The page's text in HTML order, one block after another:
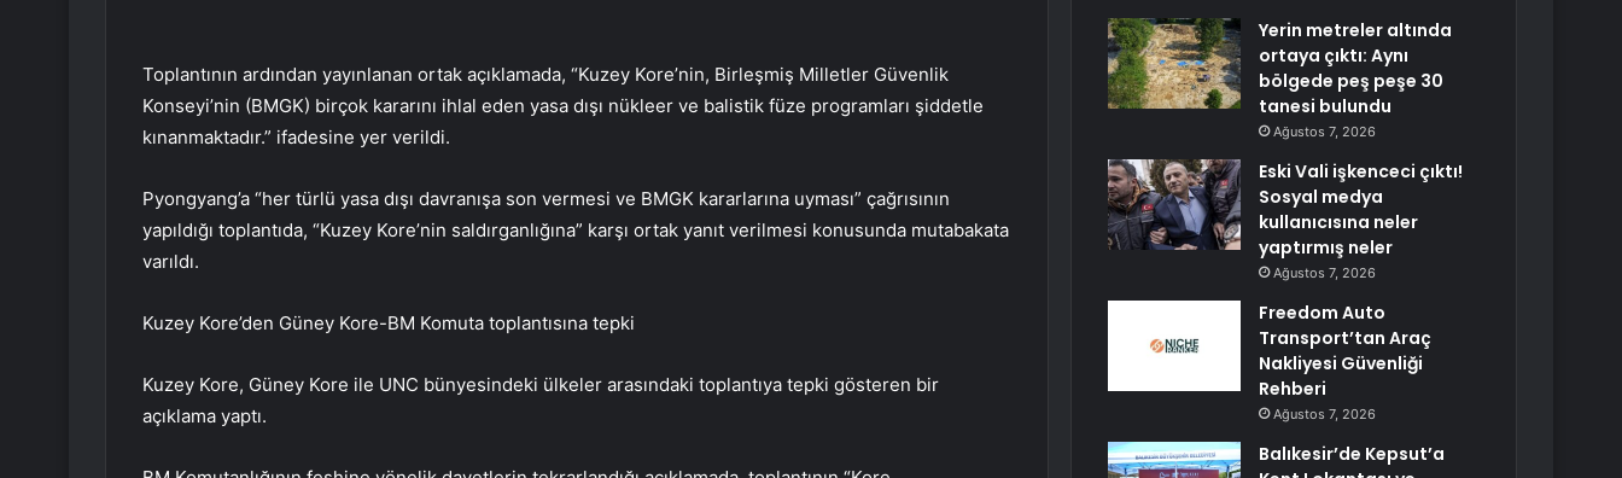
Toplantının ardından yayınlanan ortak açıklamada, “Kuzey Kore’nin, Birleşmiş Milletler Güvenlik
Konseyi’nin (BMGK) birçok kararını ihlal eden yasa dışı nükleer ve balistik füze programları şiddetle
kınanmaktadır.” ifadesine yer verildi.
Pyongyang’a “her türlü yasa dışı davranışa son vermesi ve BMGK kararlarına uyması” çağrısının
yapıldığı toplantıda, “Kuzey Kore’nin saldırganlığına” karşı ortak yanıt verilmesi konusunda mutabakata
varıldı.
Kuzey Kore’den Güney Kore-BM Komuta toplantısına tepki
Kuzey Kore, Güney Kore ile UNC bünyesindeki ülkeler arasındaki toplantıya tepki gösteren bir
açıklama yaptı.
Yerin metreler altında
ortaya çıktı: Aynı
bölgede peş peşe 30
tanesi bulundu
Ağustos 7, 2026
Eski Vali işkenceci çıktı!
Sosyal medya
kullanıcısına neler
yaptırmış neler
Ağustos 7, 2026
Freedom Auto
Transport’tan Araç
Nakliyesi Güvenliği
Rehberi
Ağustos 7, 2026
Balıkesir’de Kepsut’a